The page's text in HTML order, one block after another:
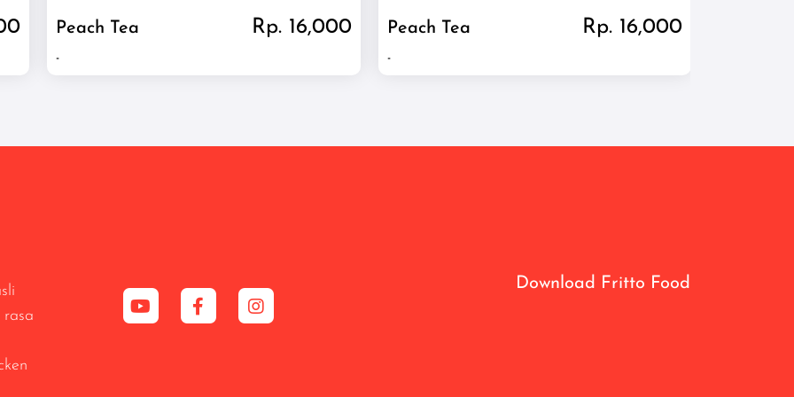
Peach Tea Rp. 16,000
-
Peach Tea Rp. 16,000
-
Download Fritto Food